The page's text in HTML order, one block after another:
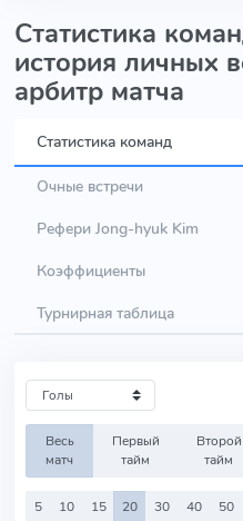
Статистика
история личных
арбитр матча
Статистика команд
Очные встречи
Рефери Jong-hyuk Kim
Коэффициенты
Турнирная таблица
Весь
матч
Первый
тайм
Второй
тайм
5 10 15 20 30 40 50